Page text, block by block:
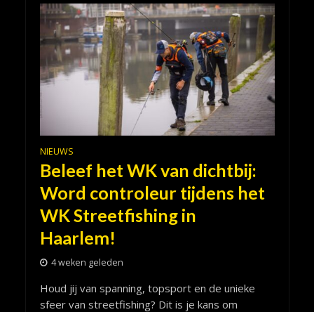
NIEUWS
Beleef het WK van dichtbij:
Word controleur tijdens het
WK Streetfishing in
Haarlem!
4 weken geleden
Houd jij van spanning, topsport en de unieke
sfeer van streetfishing? Dit is je kans om